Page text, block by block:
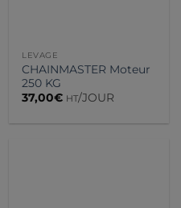
LEVAGE
CHAINMASTER Moteur
250 KG
37,00€ HT/JOUR